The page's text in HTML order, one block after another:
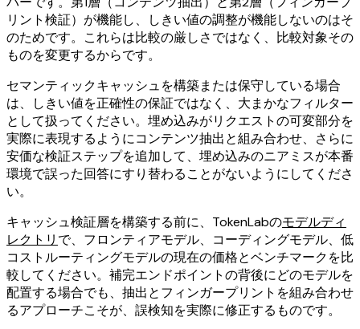
リント検証）が機能し、しきい値の調整が機能しないのはそ
のためです。これらは比較の厳しさではなく、比較対象その
ものを変更するからです。
セマンティックキャッシュを構築または保守している場合
は、しきい値を正確性の保証ではなく、大まかなフィルター
として扱ってください。埋め込みがリクエストの可変部分を
実際に表現するようにコンテンツ抽出と組み合わせ、さらに
安価な検証ステップを追加して、埋め込みのニアミスが本番
環境で誤った回答にすり替わることがないようにしてくださ
い。
キャッシュ検証層を構築する前に、TokenLabのモデルディ
レクトリ で、フロンティアモデル、コーディングモデル、低
コストルーティングモデルの現在の価格とベンチマークを比
較してください。補完エンドポイントの背後にどのモデルを
配置する場合でも、抽出とフィンガープリントを組み合わせ
るアプローチこそが、誤検知を実際に修正するものです。